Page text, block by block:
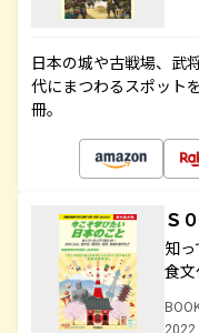
日本の城や古戦場、武
代にまつわるスポット
冊。
Ｓ
知
食